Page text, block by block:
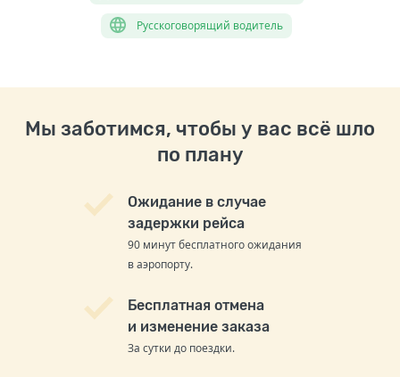
Русскоговорящий водитель
Мы заботимся, чтобы у вас всё шло
по плану
Ожидание в случае
задержки рейса
90 минут бесплатного ожидания
в аэропорту.
Бесплатная отмена
и изменение заказа
За сутки до поездки.